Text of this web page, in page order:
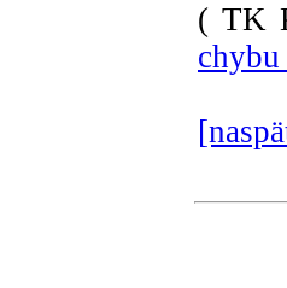
( TK
chybu